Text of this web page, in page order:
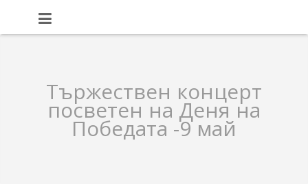
Тържествен концерт
посветен на Деня на
Победата -9 май